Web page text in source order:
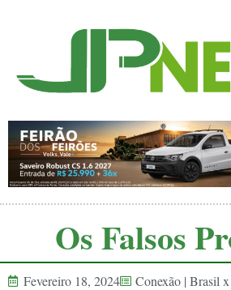
Os Falsos
Fevereiro 18, 2024
Conexão | Brasil